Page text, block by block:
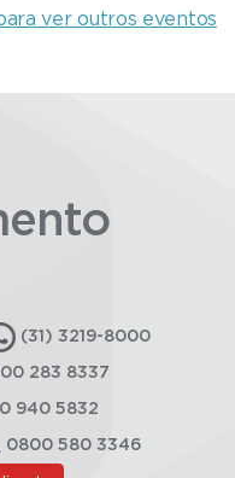
ver outros eventos
(31) 3219-8000
283 8337
940 5832
0800 580 3346